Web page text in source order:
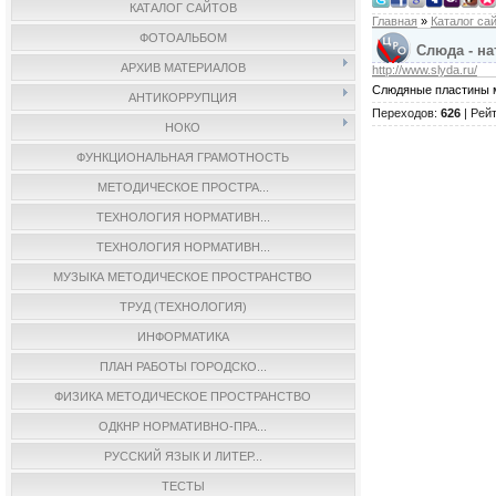
КАТАЛОГ САЙТОВ
ФОТОАЛЬБОМ
АРХИВ МАТЕРИАЛОВ
АНТИКОРРУПЦИЯ
НОКО
ФУНКЦИОНАЛЬНАЯ ГРАМОТНОСТЬ
МЕТОДИЧЕСКОЕ ПРОСТРА...
ТЕХНОЛОГИЯ НОРМАТИВН...
ТЕХНОЛОГИЯ НОРМАТИВН...
МУЗЫКА МЕТОДИЧЕСКОЕ ПРОСТРАНСТВО
ТРУД (ТЕХНОЛОГИЯ)
ИНФОРМАТИКА
ПЛАН РАБОТЫ ГОРОДСКО...
ФИЗИКА МЕТОДИЧЕСКОЕ ПРОСТРАНСТВО
ОДКНР НОРМАТИВНО-ПРА...
РУССКИЙ ЯЗЫК И ЛИТЕР...
ТЕСТЫ
Главная » Каталог
Слюда -
http://www.slyda.ru/
Слюдяные пластины
Переходов: 626|